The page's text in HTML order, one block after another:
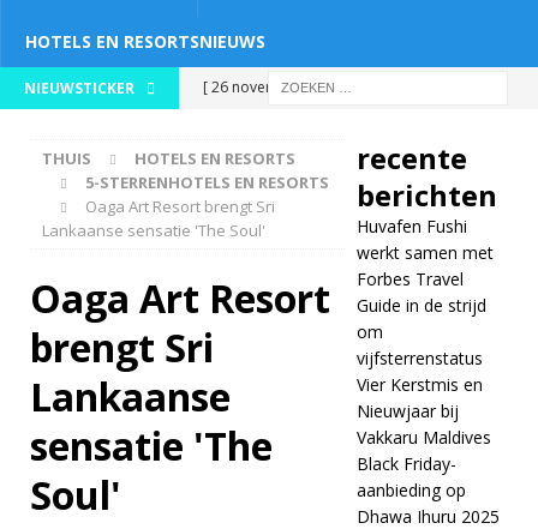
HOTELS EN RESORTSNIEUWS
NIEUWSTICKER
[ 26 november
Fushi werkt samen
met Forbes Travel
om
vijfsterrenstatus
STERRENHOTELS
EN RESORTS
THUIS
HOTELS EN RESORTS
5-STERRENHOTELS EN RESORTS
Oaga Art Resort brengt Sri
Lankaanse sensatie 'The Soul'
Oaga Art Resort
brengt Sri
Lankaanse
sensatie 'The
Soul'
recente
berichten
Huvafen Fushi
werkt samen met
Forbes Travel
Guide in de strijd
om
vijfsterrenstatus
Vier Kerstmis en
Nieuwjaar bij
Vakkaru Maldives
Black Friday-
aanbieding op
Dhawa Ihuru 2025